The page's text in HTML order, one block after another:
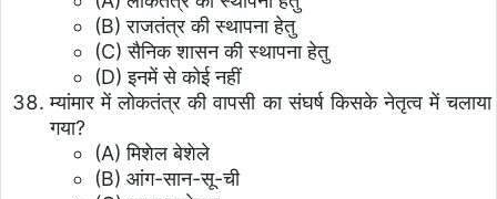
(B) राजतंत्र की स्थापना हेतु
(C) सैनिक शासन की स्थापना हेतु
(D) इनमें से कोई नहीं
म्यांमार में लोकतंत्र की वापसी का संघर्ष किसके नेतृत्व में चलाया
गया?
(A) मिशेल बेशेले
(B) आंग-सान-सू-ची